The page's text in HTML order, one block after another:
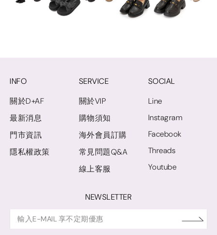
INFO
關於D+AF
最新消息
門市資訊
隱私權政策
SERVICE
關於VIP
購物須知
海外會員訂購
常見問題Q&A
線上客服
SOCIAL
Line
Instagram
Facebook
Threads
Youtube
NEWSLETTER